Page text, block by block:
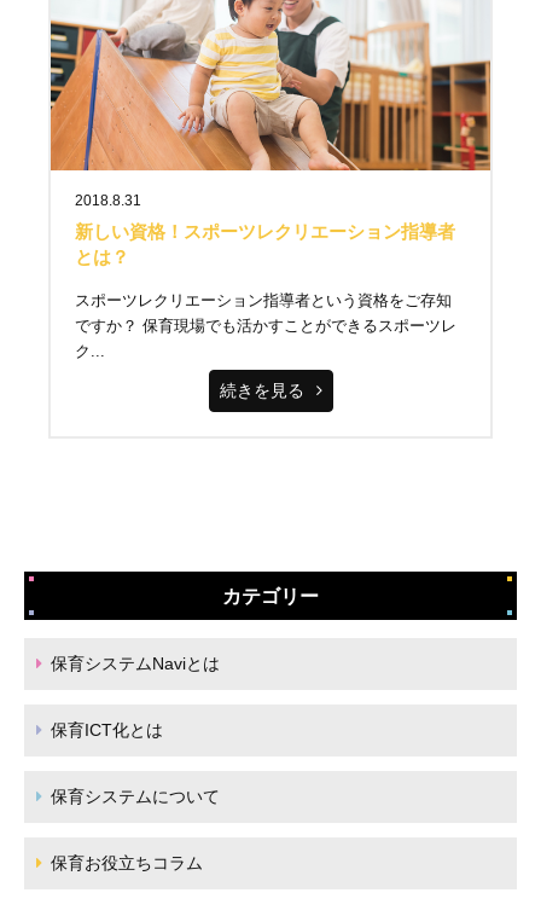
2018.8.31
新しい資格！スポーツレクリエーション指導者
とは？
スポーツレクリエーション指導者という資格をご存知
ですか？ 保育現場でも活かすことができるスポーツレ
ク...
続きを見る
カテゴリー
保育システムNaviとは
保育ICT化とは
保育システムについて
保育お役立ちコラム